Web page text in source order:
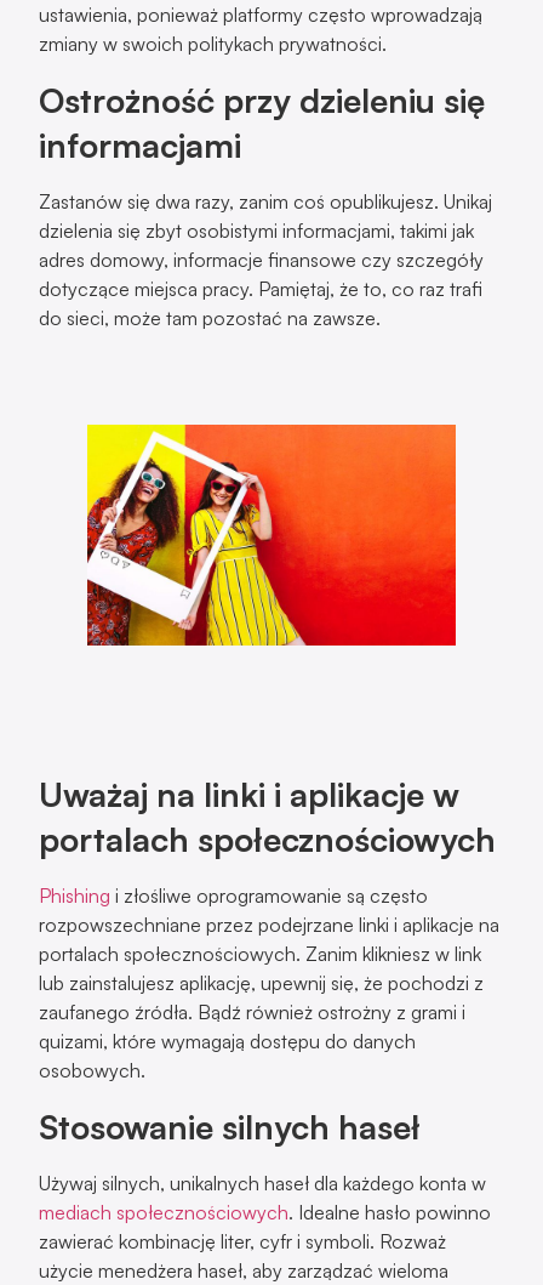
ustawienia, ponieważ platformy często wprowadzają
zmiany w swoich politykach prywatności.
Ostrożność przy dzieleniu się
informacjami
Zastanów się dwa razy, zanim coś opublikujesz. Unikaj
dzielenia się zbyt osobistymi informacjami, takimi jak
adres domowy, informacje finansowe czy szczegóły
dotyczące miejsca pracy. Pamiętaj, że to, co raz trafi
do sieci, może tam pozostać na zawsze.
Uważaj na linki i aplikacje w
portalach społecznościowych
Phishing i złośliwe oprogramowanie są często
rozpowszechniane przez podejrzane linki i aplikacje na
portalach społecznościowych. Zanim klikniesz w link
lub zainstalujesz aplikację, upewnij się, że pochodzi z
zaufanego źródła. Bądź również ostrożny z grami i
quizami, które wymagają dostępu do danych
osobowych.
Stosowanie silnych haseł
Używaj silnych, unikalnych haseł dla każdego konta w
mediach społecznościowych. Idealne hasło powinno
zawierać kombinację liter, cyfr i symboli. Rozważ
użycie menedżera haseł, aby zarządzać wieloma